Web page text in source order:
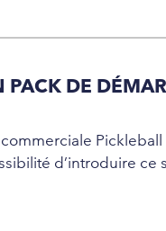
DE
d’introduire